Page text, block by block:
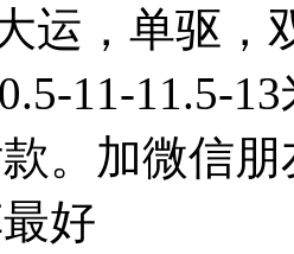
运，单驱，
11-11.5-
。加微信
好